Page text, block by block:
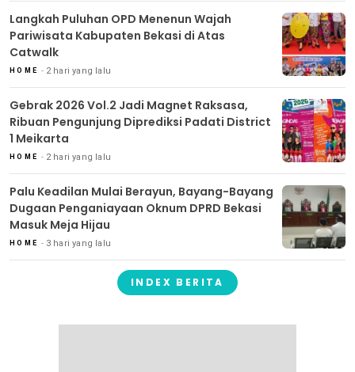
Langkah Puluhan OPD Menenun Wajah
Pariwisata Kabupaten Bekasi di Atas
Catwalk
HOME 2 hari yang lalu
Gebrak 2026 Vol.2 Jadi Magnet Raksasa,
Ribuan Pengunjung Diprediksi Padati District
1 Meikarta
HOME 2 hari yang lalu
Palu Keadilan Mulai Berayun, Bayang-Bayang
Dugaan Penganiayaan Oknum DPRD Bekasi
Masuk Meja Hijau
HOME 3 hari yang lalu
INDEX BERITA